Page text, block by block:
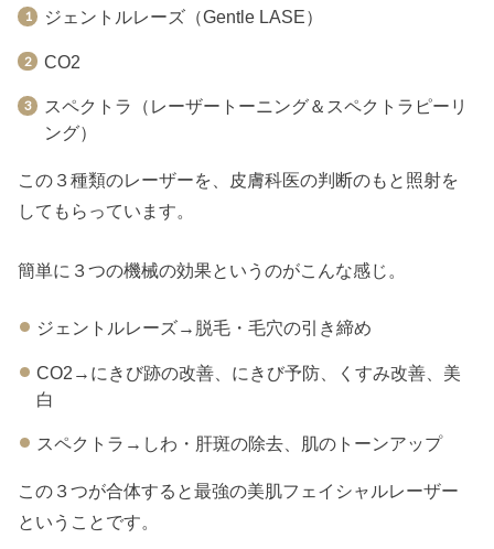
ジェントルレーズ（Gentle LASE）
CO2
スペクトラ（レーザートーニング＆スペクトラピーリ
ング）
この３種類のレーザーを、皮膚科医の判断のもと照射を
してもらっています。
簡単に３つの機械の効果というのがこんな感じ。
ジェントルレーズ→脱毛・毛穴の引き締め
CO2→にきび跡の改善、にきび予防、くすみ改善、美
白
スペクトラ→しわ・肝斑の除去、肌のトーンアップ
この３つが合体すると最強の美肌フェイシャルレーザー
ということです。